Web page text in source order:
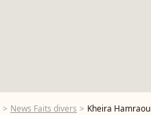
News Faits divers Kheira